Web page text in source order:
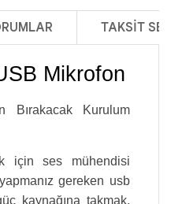
TAKSIT
Mikrofon
Kurulum
için ses mühendisi
gereken usb
kaynağına takmak,